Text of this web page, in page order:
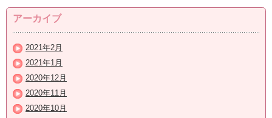
アーカイブ
2021年2月
2021年1月
2020年12月
2020年11月
2020年10月